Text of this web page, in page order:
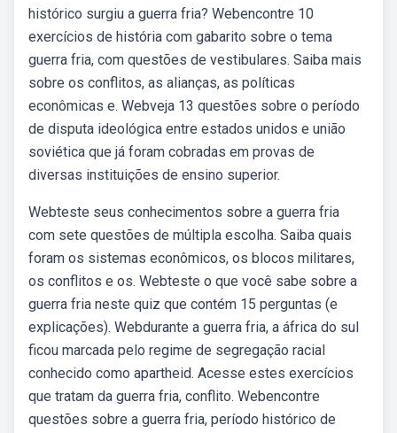
histórico surgiu a guerra fria? Webencontre 10
exercícios de história com gabarito sobre o tema
guerra fria, com questões de vestibulares. Saiba mais
sobre os conflitos, as alianças, as políticas
econômicas e. Webveja 13 questões sobre o período
de disputa ideológica entre estados unidos e união
soviética que já foram cobradas em provas de
diversas instituições de ensino superior.
Webteste seus conhecimentos sobre a guerra fria
com sete questões de múltipla escolha. Saiba quais
foram os sistemas econômicos, os blocos militares,
os conflitos e os. Webteste o que você sabe sobre a
guerra fria neste quiz que contém 15 perguntas (e
explicações). Webdurante a guerra fria, a áfrica do sul
ficou marcada pelo regime de segregação racial
conhecido como apartheid. Acesse estes exercícios
que tratam da guerra fria, conflito. Webencontre
questões sobre a guerra fria, período histórico de